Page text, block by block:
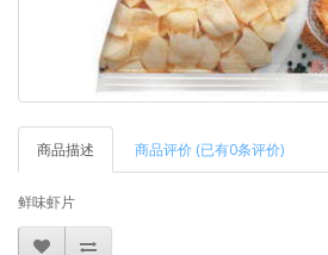
商品描述 商品评价 (已有0条评价)
鲜味虾片